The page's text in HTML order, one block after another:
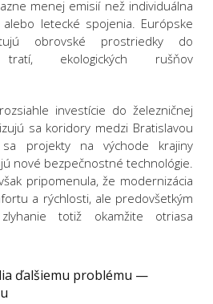
menej emisií než individuálna
letecké spojenia. Európske
obrovské prostriedky do
tratí, ekologických rušňov
investície do železničnej
sa koridory medzi Bratislavou
projekty na východe krajiny
nové bezpečnostné technológie.
pripomenula, že modernizácia
a rýchlosti, ale predovšetkým
totiž okamžite otriasa
ďalšiemu problému —